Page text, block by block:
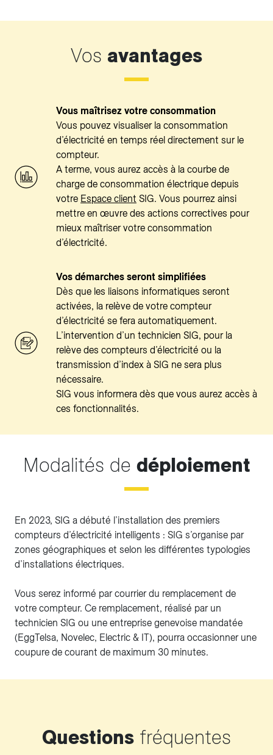
Vos avantages
Vous maîtrisez votre consommation
Vous pouvez visualiser la consommation
d’électricité en temps réel directement sur le
compteur.
A terme, vous aurez accès à la courbe de
charge de consommation électrique depuis
votre Espace client SIG. Vous pourrez ainsi
mettre en œuvre des actions correctives pour
mieux maîtriser votre consommation
d’électricité.
Vos démarches seront simplifiées
Dès que les liaisons informatiques seront
activées, la relève de votre compteur
d’électricité se fera automatiquement.
L’intervention d’un technicien SIG, pour la
relève des compteurs d’électricité ou la
transmission d’index à SIG ne sera plus
nécessaire.
SIG vous informera dès que vous aurez accès à
ces fonctionnalités.
Modalités de déploiement
En 2023, SIG a débuté l’installation des premiers
compteurs d’électricité intelligents : SIG s’organise par
zones géographiques et selon les différentes typologies
d’installations électriques.
Vous serez informé par courrier du remplacement de
votre compteur. Ce remplacement, réalisé par un
technicien SIG ou une entreprise genevoise mandatée
(EggTelsa, Novelec, Electric & IT), pourra occasionner une
coupure de courant de maximum 30 minutes.
Questions fréquentes